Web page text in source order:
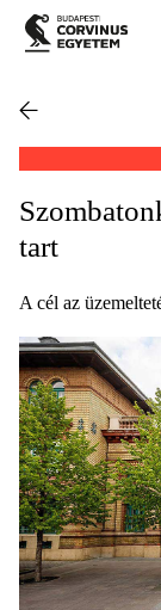
tart
A cél az